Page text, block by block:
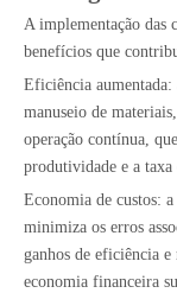
A implementação das
benefícios que
Eficiência aumentada:
manuseio de
operação contínua,
produtividade e a taxa
Economia de custos:
minimiza os erros
ganhos de eficiência
economia financeira